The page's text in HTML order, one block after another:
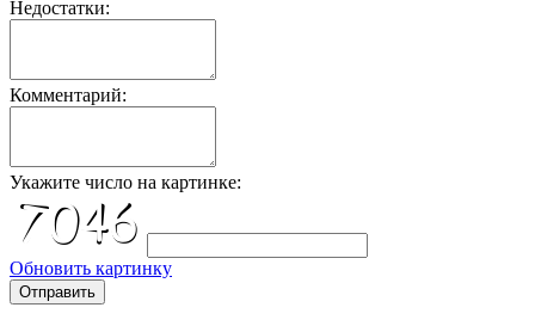
Недостатки:
Комментарий:
Укажите число на картинке:
Обновить картинку
Отправить